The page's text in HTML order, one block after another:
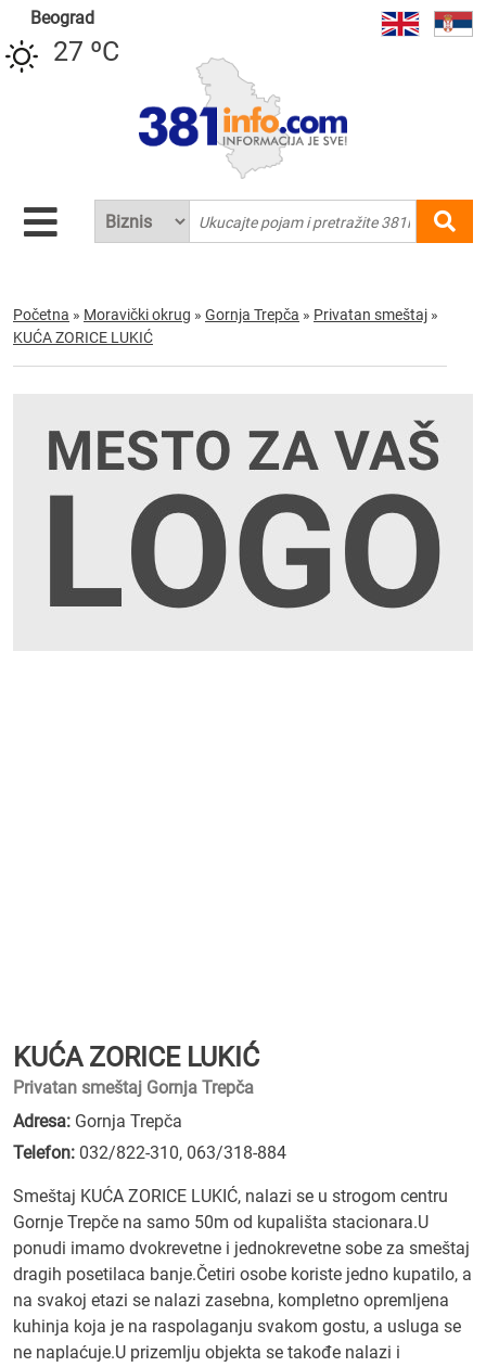
Beograd
27 ºC
Početna » Moravički okrug » Gornja Trepča » Privatan smeštaj »
KUĆA ZORICE LUKIĆ
KUĆA ZORICE LUKIĆ
Privatan smeštaj Gornja Trepča
Adresa: Gornja Trepča
Telefon: 032/822-310, 063/318-884
Smeštaj KUĆA ZORICE LUKIĆ, nalazi se u strogom centru
Gornje Trepče na samo 50m od kupališta stacionara.U
ponudi imamo dvokrevetne i jednokrevetne sobe za smeštaj
dragih posetilaca banje.Četiri osobe koriste jedno kupatilo, a
na svakoj etazi se nalazi zasebna, kompletno opremljena
kuhinja koja je na raspolaganju svakom gostu, a usluga se
ne naplaćuje.U prizemlju objekta se takođe nalazi i